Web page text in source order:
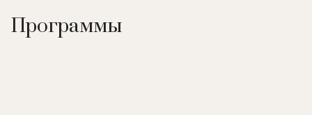
Программы